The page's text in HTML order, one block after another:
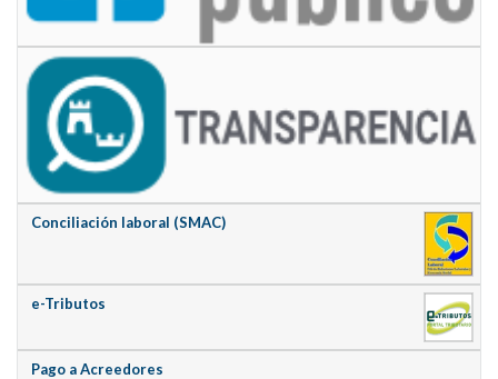
Conciliación laboral (SMAC)
e-Tributos
Pago a Acreedores